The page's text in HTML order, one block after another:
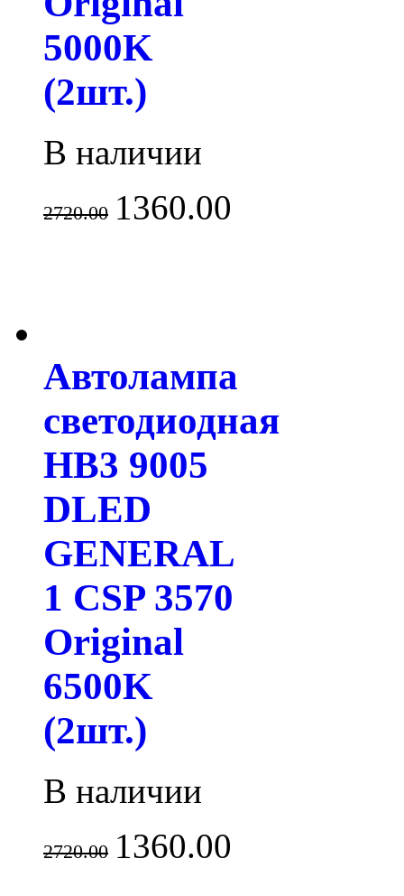
5000K
(2шт.)
В наличии
2720.00 1360.00
Автолампа
светодиодная
HB3 9005
DLED
GENERAL
1 CSP 3570
Original
6500K
(2шт.)
В наличии
2720.00 1360.00